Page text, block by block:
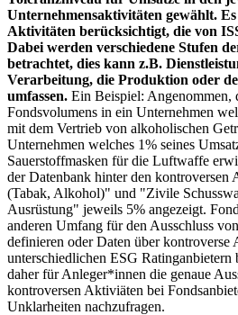
Unternehmensaktivitäten gewählt.
Aktivitäten berücksichtigt, die von
Dabei werden verschiedene Stufen
betrachtet, dies kann z.B.
Verarbeitung, die Produktion oder
umfassen. Ein Beispiel: Angenommen,
Fondsvolumens in ein Unternehmen
mit dem Vertrieb von alkoholischen
Unternehmen welches 1% seines
Sauerstoffmasken für die Luftwaffe
der Datenbank hinter den kontroversen
(Tabak, Alkohol)" und "Zivile
Ausrüstung" jeweils 5% angezeigt.
anderen Umfang für den Ausschluss
definieren oder Daten über kontroverse
unterschiedlichen ESG Ratinganbietern
daher für Anleger*innen die genaue
kontroversen Aktiviäten bei
Unklarheiten nachzufragen.